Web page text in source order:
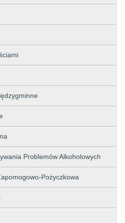
Problemów Alkoholowych
Pożyczkowa